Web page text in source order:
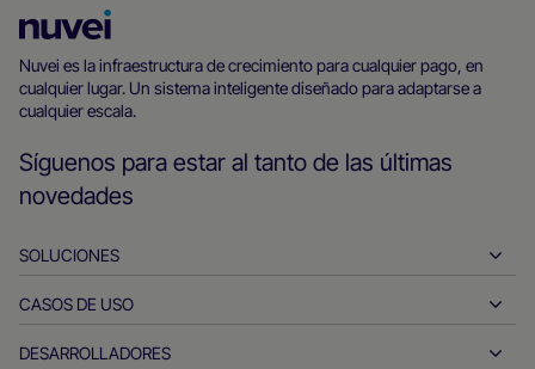
principal
de
Nuvei
Nuvei es la infraestructura de crecimiento para cualquier pago, en
cualquier lugar. Un sistema inteligente diseñado para adaptarse a
cualquier escala.
Síguenos para estar al tanto de las últimas
novedades
SOLUCIONES
Pay-ins
Pay-outs
CASOS DE USO
Hostelería
DESARROLLADORES